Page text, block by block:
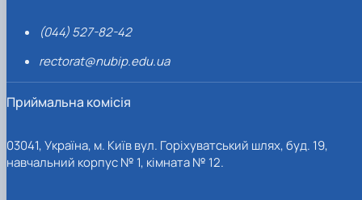
(044) 527-82-42
rectorat@nubip.edu.ua
Приймальна комісія
03041, Україна, м. Київ вул. Горіхуватський шлях, буд. 19,
навчальний корпус № 1, кімната № 12.